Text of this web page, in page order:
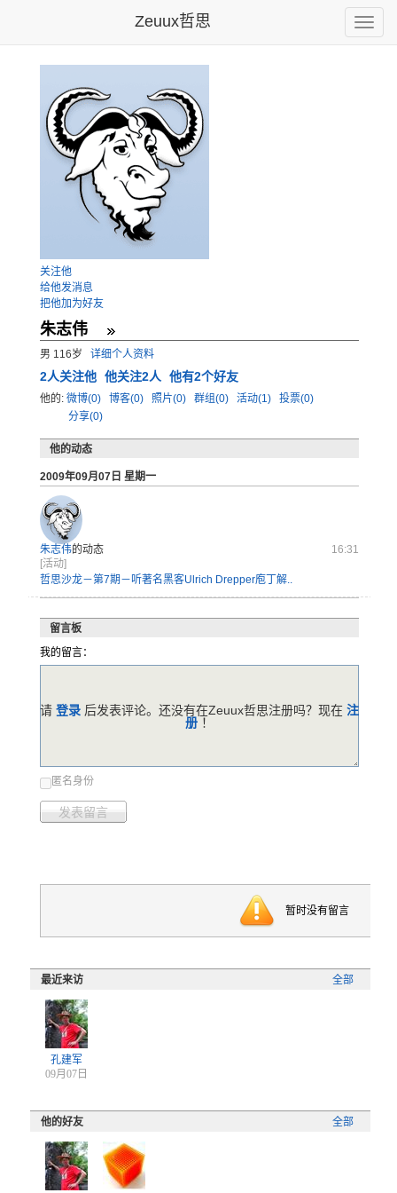
Toggle
Zeuux哲思
关注他
给他发消息
把他加为好友
朱志伟
男 116岁 详细个人资料
2人关注他 他关注2人 他有2个好友
他的: 微博(0) 博客(0) 照片(0) 群组(0) 活动(1)
投票(0)
分享(0)
他的动态
2009年09月07日 星期一
朱志伟的动态
16:31
[活动]
哲思沙龙－第7期－听著名黑客Ulrich Drepper庖丁解..
留言板
我的留言：
匿名身份
发表留言
请 登录 后发表评论。还没有在Zeuux哲思注册吗？现在 注
册 ！
暂时没有留言
全部
最近来访
孔建军
09月07日
全部
他的好友